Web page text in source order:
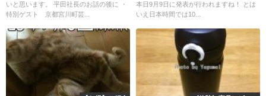
いと思います。 平田社長のお話の後に ・
特別ゲスト 京都宮川町芸...
本日9月9日に発表が行われますね！ とは
いえ日本時間では10...